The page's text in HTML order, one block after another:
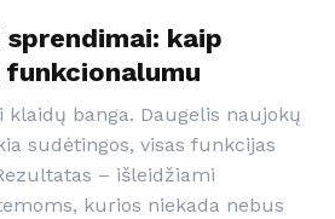
kaip
klaidų banga. Daugelis naujokų
sudėtingos, visas funkcijas
– išleidžiami
kurios niekada nebus